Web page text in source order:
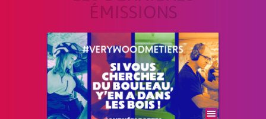
ÉMISSIONS